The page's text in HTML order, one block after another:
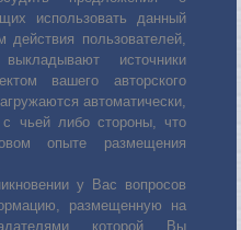
использовать данный
пользователей,
источники
вашего авторского
автоматически,
чьей либо стороны, что
опыте размещения
у Вас вопросов
размещенную на
которой Вы